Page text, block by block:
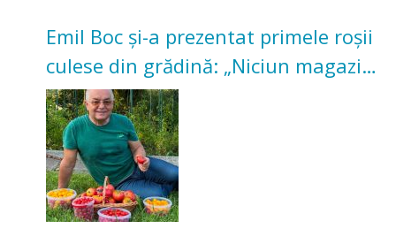
Emil Boc și-a prezentat primele roșii
culese din grădină: „Niciun magazin
nu poate oferi această satisfacție”